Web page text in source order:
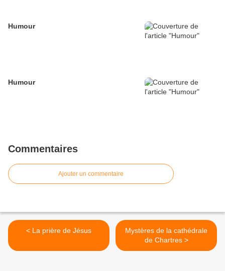
Humour
Humour
Commentaires
Ajouter un commentaire
< La prière de Jésus
Mystères de la cathédrale
de Chartres >